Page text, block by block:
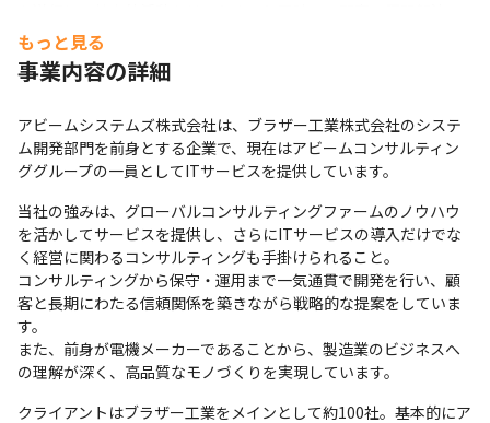
新しい提案をします
＜例＞
りも大型の案件に参画
・基盤チームとして、開発のみならず、性能測定にも従事したメ
ンバーは2年後、新しいPJで、上流工程の要件設計を担当していま
・他のメンバーはオープン系のSEとして勤務した経験をもとに当
社に入社し、5年後、プロジェクトリーダーとして新人を支援しな
がら開発業務を実施しています
もっと見る
事業内容の詳細
アビームシステムズ株式会社は、ブラザー工業株式会社のシステ
ム開発部門を前身とする企業で、現在はアビームコンサルティン
ググループの一員としてITサービスを提供しています。
当社の強みは、グローバルコンサルティングファームのノウハウ
を活かしてサービスを提供し、さらにITサービスの導入だけでな
く経営に関わるコンサルティングも手掛けられること。
コンサルティングから保守・運用まで一気通貫で開発を行い、顧
客と長期にわたる信頼関係を築きながら戦略的な提案をしていま
す。
また、前身が電機メーカーであることから、製造業のビジネスへ
の理解が深く、高品質なモノづくりを実現しています。
クライアントはブラザー工業をメインとして約100社。基本的にア